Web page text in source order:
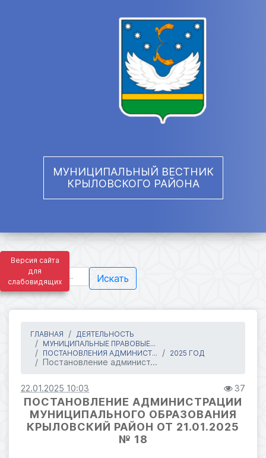
Версия сайта
для
слабовидящих
МУНИЦИПАЛЬНЫЙ ВЕСТНИК
КРЫЛОВСКОГО РАЙОНА
Искать
ГЛАВНАЯ
ДЕЯТЕЛЬНОСТЬ
МУНИЦИПАЛЬНЫЕ ПРАВОВЫЕ...
ПОСТАНОВЛЕНИЯ АДМИНИСТ...
2025 ГОД
Постановление админист...
22.01.2025 10:03 37
ПОСТАНОВЛЕНИЕ АДМИНИСТРАЦИИ
МУНИЦИПАЛЬНОГО ОБРАЗОВАНИЯ
КРЫЛОВСКИЙ РАЙОН ОТ 21.01.2025
№ 18